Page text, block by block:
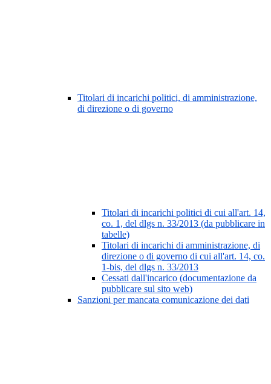
Titolari di incarichi politici, di amministrazione,
di direzione o di governo
Titolari di incarichi politici di cui all'art. 14,
co. 1, del dlgs n. 33/2013 (da pubblicare in
tabelle)
Titolari di incarichi di amministrazione, di
direzione o di governo di cui all'art. 14, co.
1-bis, del dlgs n. 33/2013
Cessati dall'incarico (documentazione da
pubblicare sul sito web)
Sanzioni per mancata comunicazione dei dati